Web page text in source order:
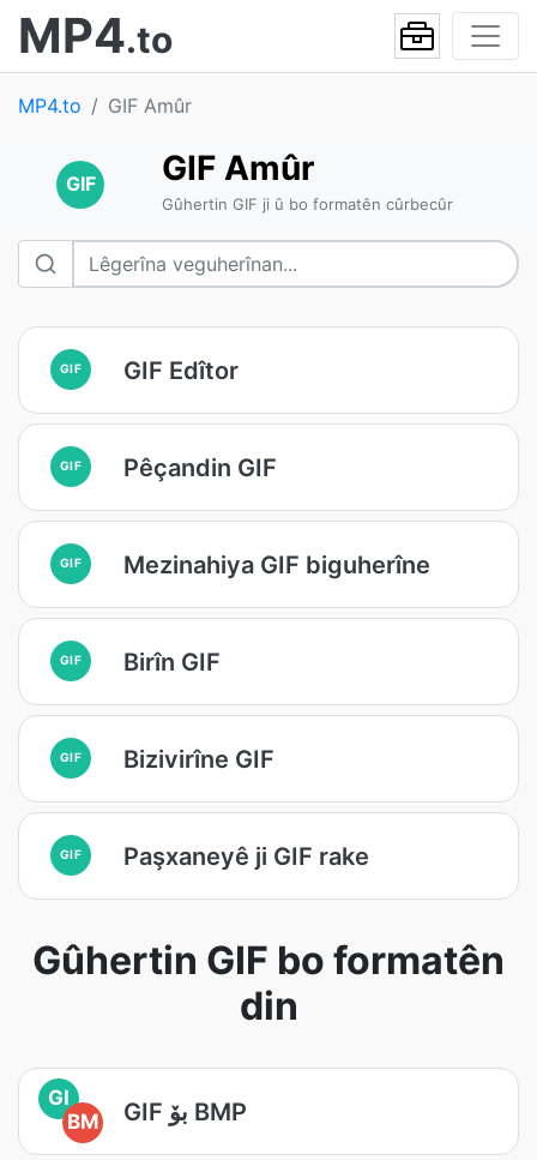
MP4.to
MP4.to GIF Amûr
GIF GIF Amûr
Gûhertin GIF ji û bo formatên cûrbecûr
GIF GIF Edîtor
GIF Pêçandin GIF
GIF Mezinahiya GIF biguherîne
GIF Birîn GIF
GIF Bizivirîne GIF
GIF Paşxaneyê ji GIF rake
Gûhertin GIF bo formatên
din
GI
BM
GIF بۆ BMP